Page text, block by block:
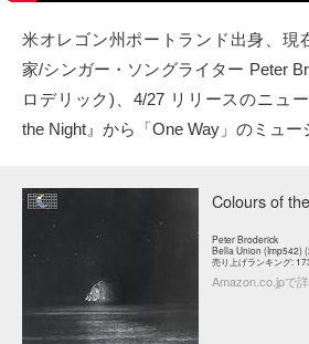
Twitter
instagram
Soundcloud
米オレゴン州ポートランド出身、現
家/シンガー・ソングライター Peter
ロデリック)、4/27 リリースのニュ
the Night』から「One Way」のミュー
Colours of
Peter Broderick
Bella Union (Imp542)
売り上げランキング:
Amazon.co.jpで